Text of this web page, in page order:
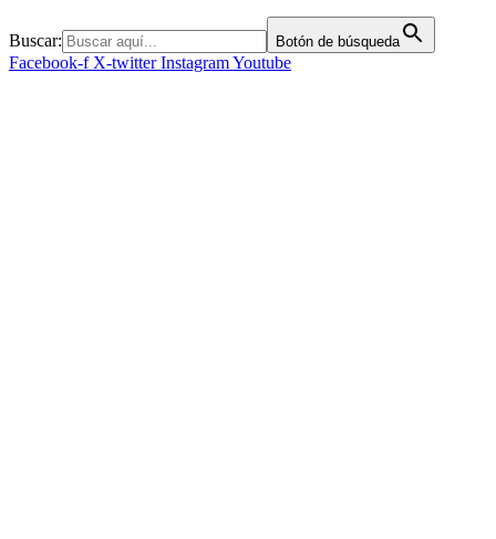
Buscar: Botón de búsqueda
Facebook-f X-twitter InstagramYoutube